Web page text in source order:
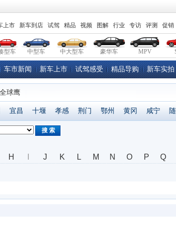
上市 新车到店 试驾 精品 视频 图解 行业 专访 评测 促销
型车 中型车 中大型车 豪华车 MPV
车市新闻 新车上市 试驾感受 精品导购 新车实拍
球鹰
宜昌 十堰 孝感 荆门 鄂州 黄冈 咸宁
搜 索
H J K L M N O P Q